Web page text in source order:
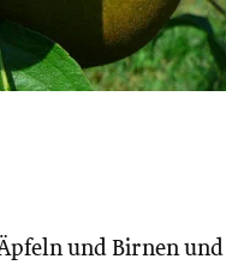
und Birnen